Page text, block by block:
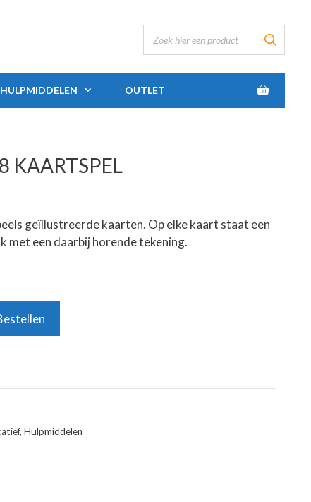
HULPMIDDELEN OUTLET
KAARTSPEL
geïllustreerde kaarten. Op elke kaart staat een
met een daarbij horende tekening.
, Hulpmiddelen